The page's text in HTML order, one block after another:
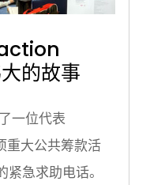
的故事
一位代表
大公共筹款活
急求助电话。